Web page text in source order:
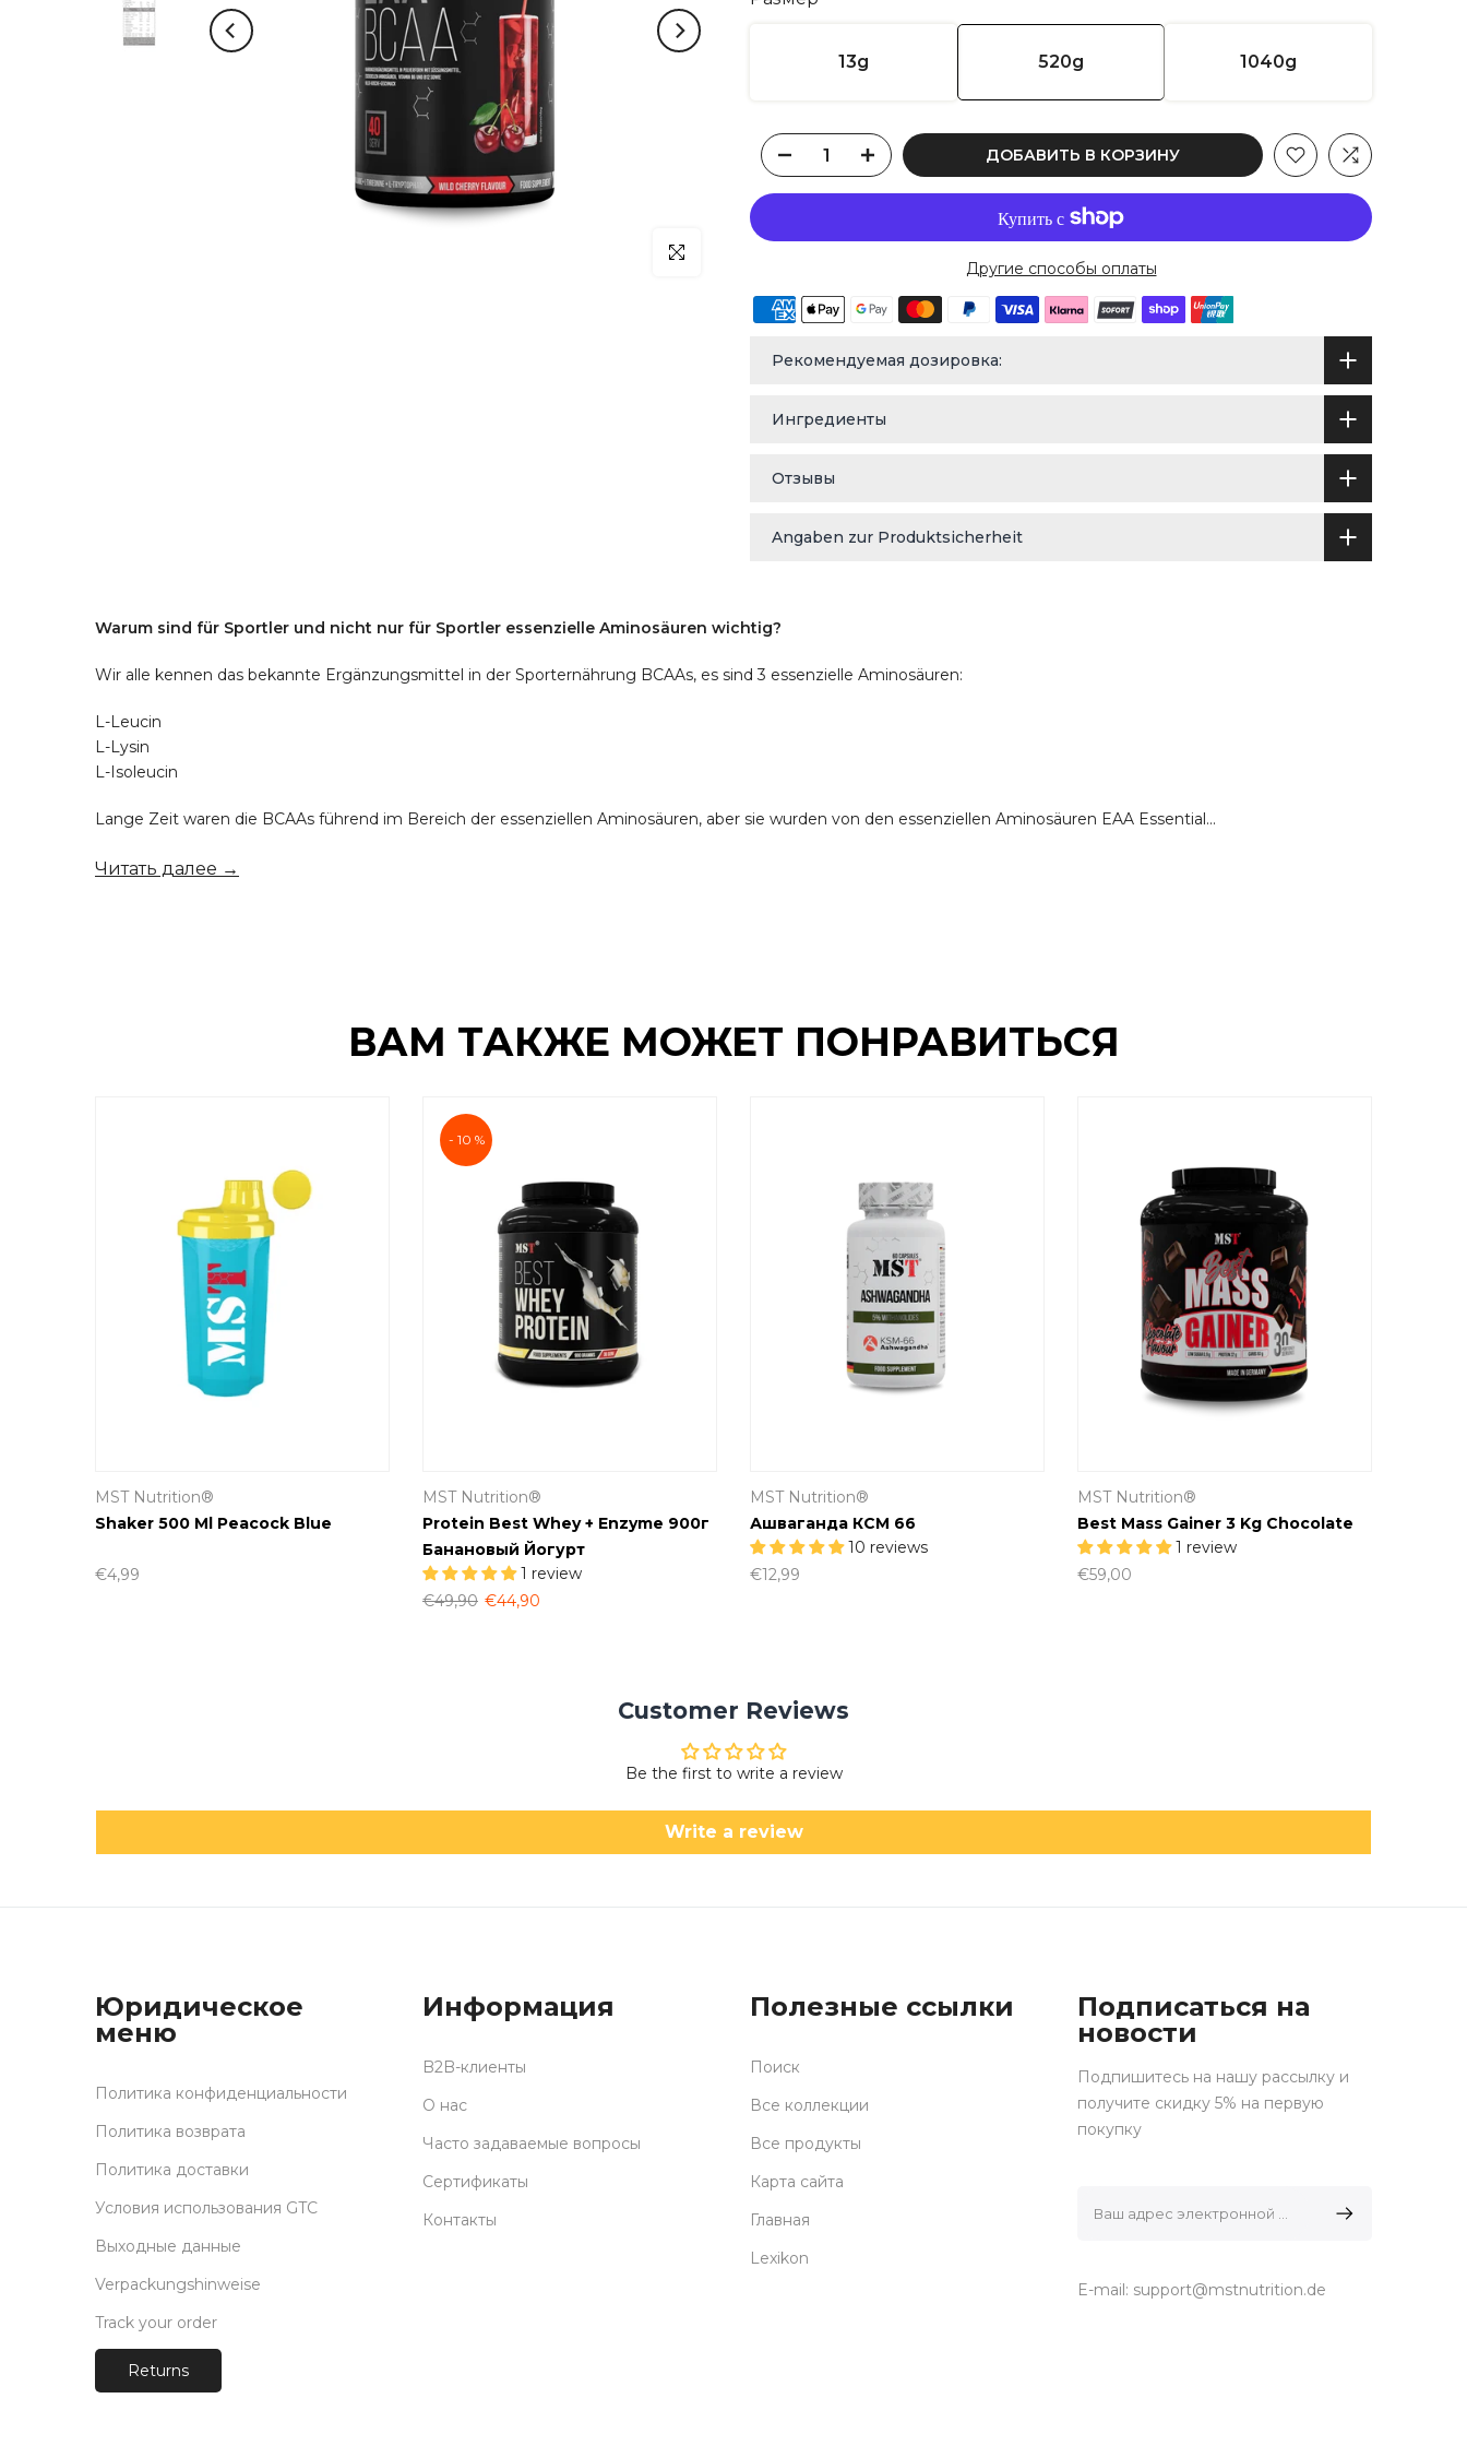
klicken um zu vergrößern
13g 520g 1040g
ДОБАВИТЬ В КОРЗИНУ
Другие способы оплаты
Рекомендуемая дозировка:
Ингредиенты
Отзывы
Angaben zur Produktsicherheit
Warum sind für Sportler und nicht nur für Sportler essenzielle Aminosäuren wichtig?
Wir alle kennen das bekannte Ergänzungsmittel in der Sporternährung BCAAs, es sind 3 essenzielle Aminosäuren:
L-Leucin
L-Lysin
L-Isoleucin
Lange Zeit waren die BCAAs führend im Bereich der essenziellen Aminosäuren, aber sie wurden von den essenziellen Aminosäuren EAA Essential...
Читать далее →
ВАМ ТАКЖЕ МОЖЕТ ПОНРАВИТЬСЯ
MST Nutrition®
Ашваганда КСМ 66
10 reviews
€12,99
MST Nutrition®
Best Mass Gainer 3 Kg Chocolate
1 review
€59,00
MST Nutrition®
Shaker 500 Ml Peacock Blue
€4,99
- 10 %
MST Nutrition®
Protein Best Whey + Enzyme 900г
Банановый Йогурт
1 review
€49,90 €44,90
Customer Reviews
Be the first to write a review
Write a review
Юридическое
меню
Политика конфиденциальности
Политика возврата
Политика доставки
Условия использования GTC
Выходные данные
Verpackungshinweise
Track your order
Returns
Информация
B2B-клиенты
О нас
Часто задаваемые вопросы
Сертификаты
Контакты
Полезные ссылки
Поиск
Все коллекции
Все продукты
Карта сайта
Главная
Lexikon
Подписаться на
новости
Подпишитесь на нашу рассылку и
получите скидку 5% на первую
покупку
E-mail: support@mstnutrition.de